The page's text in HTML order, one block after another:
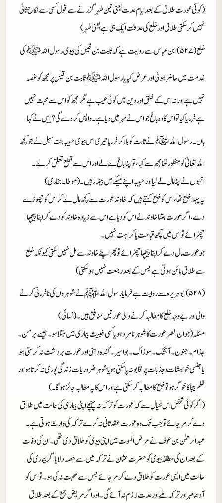
(کوئی عورت طلاق کے بعد ایام عدت یعنی تین طہر گزرنے سے قول کسی سے نکاح ثانی
نہیں کرسکتی طلاق اور خلع کی عدفت ایک ہی ہے یعنی طہر)
خلع(۵۲۷)ابن عباس سے روایت ہے کہ ثابت بن قیس کی بیوی رسول الله
ﷺکی
خدمت میں حاضر ہوئی اور عرض کیا یارسول اللهﷺثابت بن قیس پر مجھ کو غصہ
نہیں ہے اور نہ اس کے خلق اور دین میں کوئی عیب ہے مگر مجھ کو اس سے محبت نہیں
ہے فرمایا کیا تو اس کا وہ باغ جو اس نے مہر میں دیا ہے۔ واپس کردے گی؟؀ اس نے کہا
ہاں۔ رسول اللهﷺنے ثابت کو بلا کر فرمایا تیری اس بیوی حبیبہ بنت سہل نے جو کچھ
الله تعالیٰ کو منظور تھا مجھ سےکہا، تو اپنا باغ لے لے اور اس سے قطع تعلق کرلے۔
انہوں نے اپنا مال لے لیا اور حبیبہ اپنے میکے میں بیٹھ رہیں۔ (موطا۔ بخاری)
یہ پہلا خلع تھا، اس کو خلع کہتے ہیں کہ خاوند عورت سے کچھ مال لے کر اس کو چھوڑے
دے، اگر عورت جتنا خاوند نے اس کو دیا ہے اس سے زیادہ خاوند کو دے کر اپنا پیچھا
چھڑائے تو اس میں کچھ قباحت یا کراہت نہیں۔
جو عورت مال دے کر اپنا پیچھا چھڑائے تو پھر اپنے خاوند سے مل نہیں سکتی کیونکہ خلع
سے طلاق بائن ہوتی ہے جس کے بعد رجعت نہیں ہوسکتی)
(۵۲۸)ابوہریرہ سے روایت ہے فرمایا رسول الله
ﷺنے شوہروں کی نافرمانی کرنے
والی اور بے وجہ خلع کا مطالبہ کر نے والی عورتیں منافق ہیں۔ (نسائی)
مسئلہ(جوان العمر عورت کا شوہر نامرد ہو یا کسی خبیث بیماری میں مبتلا ہو۔ جیسے برمن ۔
جذام۔ جنون۔ آتشک۔ سوزاک۔ بواسیر۔ گندہ دہنی اور عورت برداشت نہ کرستی ہو
یا جنسی خواہشات و جذبات پر قابو نہ پاسکتی ہو یا شوہر ضروریات زندگی پوری نہ کرتا ہو اور
ظلم بیجا کا خوگر ہو تو خلع کا مطالبہ کرسکتی ہے اور اس کا یہ مطالبہ جائز ہوگا۔)
(اگر کوئی شخص اس خیال سے کہ عورت کو ترکہ نہ پہنچے اپنی بیماری کی حالت میں طلاق
دے کر مرجائے تو جب تک وہ عورت عقد ثانی نہ کرے تر کہ کی وارث ہوتی ہے۔
عبدالرحمٰن بن عوف نے مرض الموت میں اپنی بیوی کو طلاق دی تھی۔ ان کی وفات
کے بعد ان کی مطلقہ بیوی کو حضرت عثمان نے ترکہ میں سے حصہ دلایا اگر بیماری کی
حالت میں ایسی عورت کو طلاق دے کر مرجائے جس سے صحبت نہ کی ہو۔ تو اس کو
آدھا مہر اور ترکہ ملے اور عدت لازم نہ آئے گی۔ اور اگر مریض جمع کے بعد طلاق